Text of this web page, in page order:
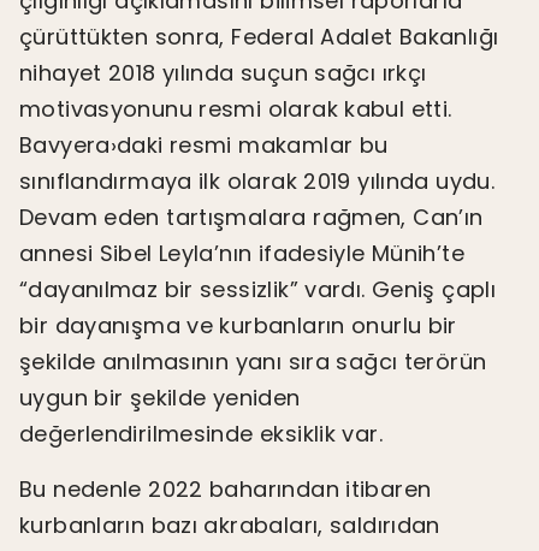
çürüttükten sonra, Federal Adalet Bakanlığı
nihayet 2018 yılında suçun sağcı ırkçı
motivasyonunu resmi olarak kabul etti.
Bavyera›daki resmi makamlar bu
sınıflandırmaya ilk olarak 2019 yılında uydu.
Devam eden tartışmalara rağmen, Can’ın
annesi Sibel Leyla’nın ifadesiyle Münih’te
“dayanılmaz bir sessizlik” vardı. Geniş çaplı
bir dayanışma ve kurbanların onurlu bir
şekilde anılmasının yanı sıra sağcı terörün
uygun bir şekilde yeniden
değerlendirilmesinde eksiklik var.
Bu nedenle 2022 baharından itibaren
kurbanların bazı akrabaları, saldırıdan